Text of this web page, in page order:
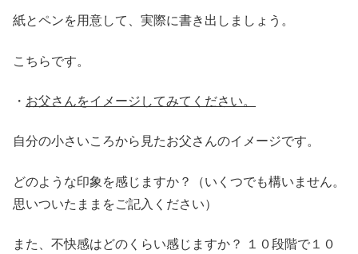
紙とペンを用意して、実際に書き出しましょう。
こちらです。
・ お父さんをイメージしてみてください。
自分の小さいころから見たお父さんのイメージです。
どのような印象を感じますか？（いくつでも構いません。
思いついたままをご記入ください）
また、不快感はどのくらい感じますか？ １０段階で１０